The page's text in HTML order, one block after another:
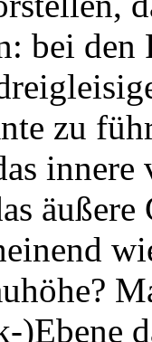
bei
zu
)Ebene